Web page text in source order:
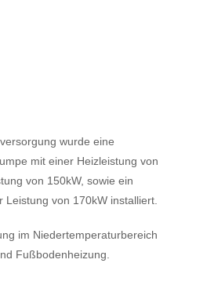
wurde eine
mit einer Heizleistung von
von 150kW, sowie ein
Leistung von 170kW installiert.
im Niedertemperaturbereich
Fußbodenheizung.